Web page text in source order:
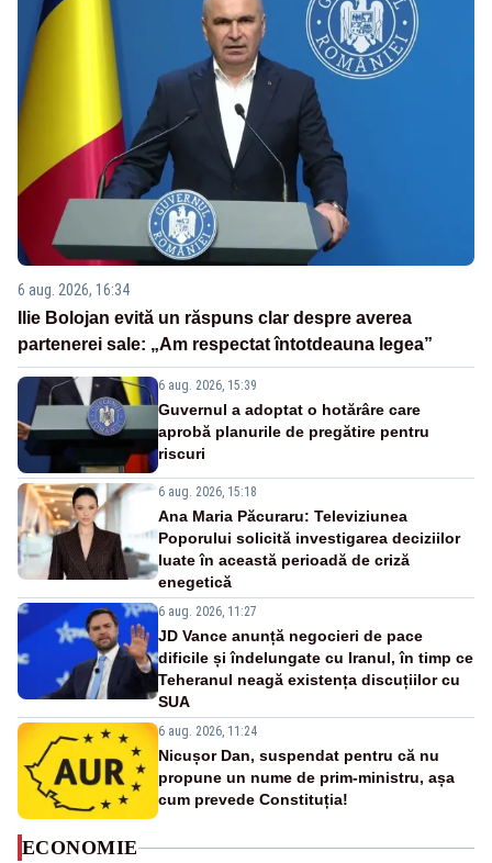
6 aug. 2026, 16:34
Ilie Bolojan evită un răspuns clar despre averea
partenerei sale: „Am respectat întotdeauna legea”
6 aug. 2026, 15:39
Guvernul a adoptat o hotărâre care
aprobă planurile de pregătire pentru
riscuri
6 aug. 2026, 15:18
Ana Maria Păcuraru: Televiziunea
Poporului solicită investigarea deciziilor
luate în această perioadă de criză
enegetică
6 aug. 2026, 11:27
JD Vance anunță negocieri de pace
dificile și îndelungate cu Iranul, în timp ce
Teheranul neagă existența discuțiilor cu
SUA
6 aug. 2026, 11:24
Nicușor Dan, suspendat pentru că nu
propune un nume de prim-ministru, așa
cum prevede Constituția!
ECONOMIE